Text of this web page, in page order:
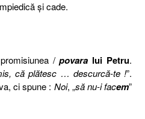
şi cade.
promisiunea /povara lui Petru.
că plătesc … descurcă-te !”.
ci spune : Noi, „să nu-i facem”